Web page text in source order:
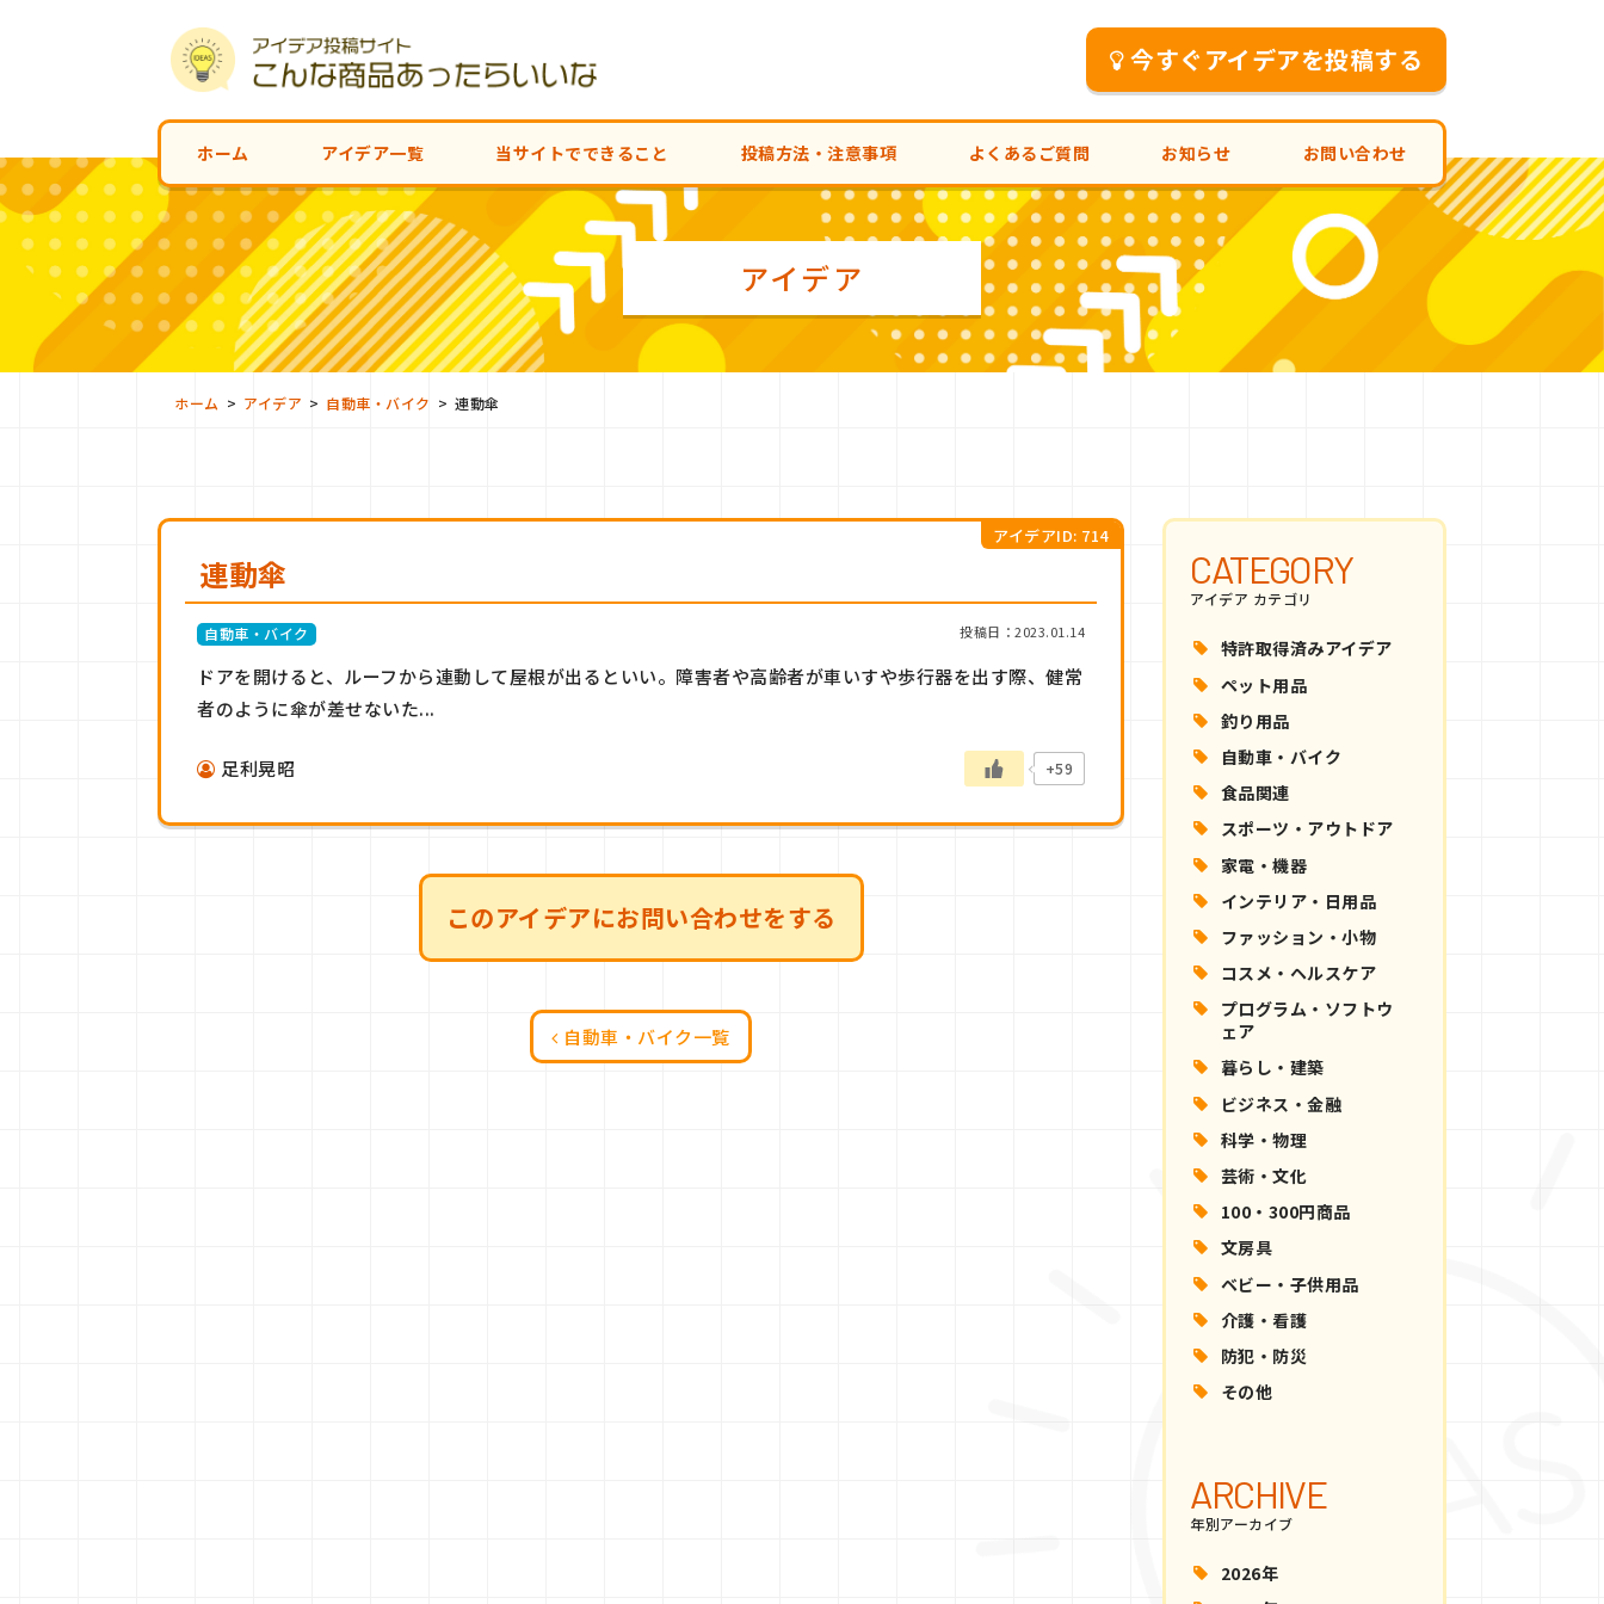
今すぐアイデアを投稿する
ホーム アイデア一覧 当サイトでできること 投稿方法・注意事項 よくあるご質問 お知らせ お問い合わせ
アイデア
ホーム > アイデア > 自動車・バイク > 連動傘
連動傘
アイデアID: 714
自動車・バイク 投稿日：2023.01.14
ドアを開けると、ルーフから連動して屋根が出るといい。障害者や高齢者が車いすや歩行器を出す際、健常
者のように傘が差せないた...
足利晃昭 +59
このアイデアにお問い合わせをする
自動車・バイク一覧
CATEGORY
アイデア カテゴリ
特許取得済みアイデア
ペット用品
釣り用品
自動車・バイク
食品関連
スポーツ・アウトドア
家電・機器
インテリア・日用品
ファッション・小物
コスメ・ヘルスケア
プログラム・ソフトウ
ェア
暮らし・建築
ビジネス・金融
科学・物理
芸術・文化
100・300円商品
文房具
ベビー・子供用品
介護・看護
防犯・防災
その他
ARCHIVE
年別アーカイブ
2026年